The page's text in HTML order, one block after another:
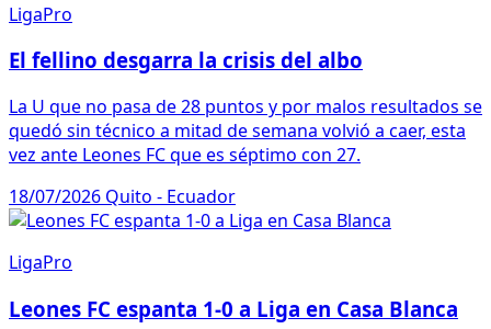
LigaPro
El fellino desgarra la crisis del albo
La U que no pasa de 28 puntos y por malos resultados se
quedó sin técnico a mitad de semana volvió a caer, esta
vez ante Leones FC que es séptimo con 27.
18/07/2026 Quito - Ecuador
LigaPro
Leones FC espanta 1-0 a Liga en Casa Blanca